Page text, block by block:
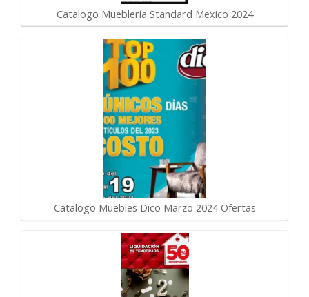
Catalogo Mueblería Standard Mexico 2024
Catalogo Muebles Dico Marzo 2024 Ofertas